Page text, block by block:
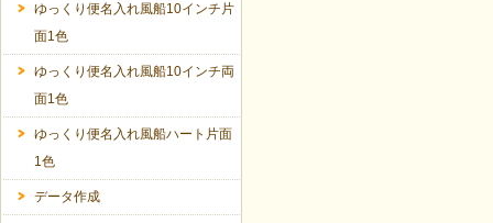
ゆっくり便名入れ風船10インチ片
面1色
ゆっくり便名入れ風船10インチ両
面1色
ゆっくり便名入れ風船ハート片面
1色
データ作成